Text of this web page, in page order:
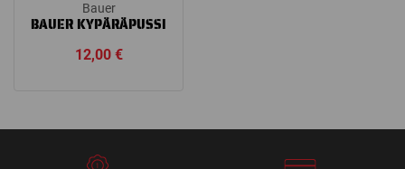
Bauer
BAUER KYPÄRÄPUSSI
12,00 €